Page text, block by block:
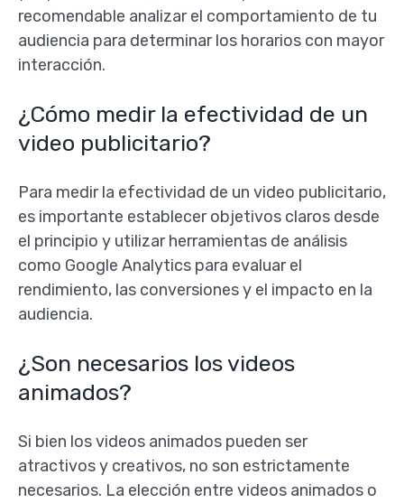
recomendable analizar el comportamiento de tu
audiencia para determinar los horarios con mayor
interacción.
¿Cómo medir la efectividad de un
video publicitario?
Para medir la efectividad de un video publicitario,
es importante establecer objetivos claros desde
el principio y utilizar herramientas de análisis
como Google Analytics para evaluar el
rendimiento, las conversiones y el impacto en la
audiencia.
¿Son necesarios los videos
animados?
Si bien los videos animados pueden ser
atractivos y creativos, no son estrictamente
necesarios. La elección entre videos animados o